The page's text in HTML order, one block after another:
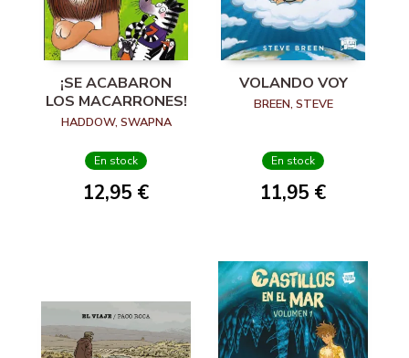
¡SE ACABARON
LOS MACARRONES!
HADDOW, SWAPNA
En stock
12,95 €
VOLANDO VOY
BREEN, STEVE
En stock
11,95 €